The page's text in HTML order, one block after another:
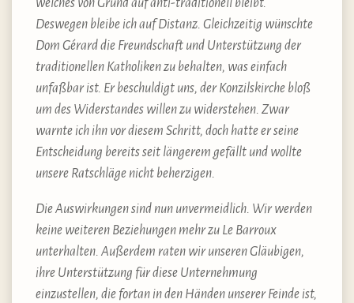
welches von Grund auf anti-traditionell bleibt.
Deswegen bleibe ich auf Distanz. Gleichzeitig wünschte
Dom Gérard die Freundschaft und Unterstützung der
traditionellen Katholiken zu behalten, was einfach
unfaßbar ist. Er beschuldigt uns, der Konzilskirche bloß
um des Widerstandes willen zu widerstehen. Zwar
warnte ich ihn vor diesem Schritt, doch hatte er seine
Entscheidung bereits seit längerem gefällt und wollte
unsere Ratschläge nicht beherzigen.
Die Auswirkungen sind nun unvermeidlich. Wir werden
keine weiteren Beziehungen mehr zu Le Barroux
unterhalten. Außerdem raten wir unseren Gläubigen,
ihre Unterstützung für diese Unternehmung
einzustellen, die fortan in den Händen unserer Feinde ist,